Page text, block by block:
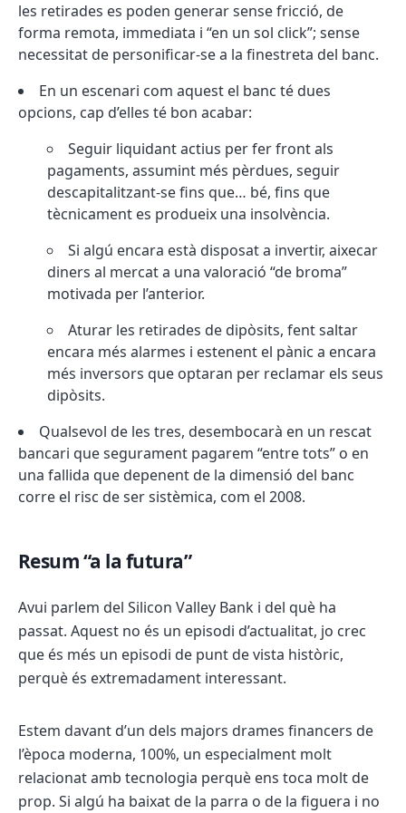
les retirades es poden generar sense fricció, de
forma remota, immediata i “en un sol click”; sense
necessitat de personificar-se a la finestreta del banc.
En un escenari com aquest el banc té dues
opcions, cap d’elles té bon acabar:
Seguir liquidant actius per fer front als
pagaments, assumint més pèrdues, seguir
descapitalitzant-se fins que… bé, fins que
tècnicament es produeix una insolvència.
Si algú encara està disposat a invertir, aixecar
diners al mercat a una valoració “de broma”
motivada per l’anterior.
Aturar les retirades de dipòsits, fent saltar
encara més alarmes i estenent el pànic a encara
més inversors que optaran per reclamar els seus
dipòsits.
Qualsevol de les tres, desembocarà en un rescat
bancari que segurament pagarem “entre tots” o en
una fallida que depenent de la dimensió del banc
corre el risc de ser sistèmica, com el 2008.
Resum “a la futura”
Avui parlem del Silicon Valley Bank i del què ha
passat. Aquest no és un episodi d’actualitat, jo crec
que és més un episodi de punt de vista històric,
perquè és extremadament interessant.
Estem davant d’un dels majors drames financers de
l’època moderna, 100%, un especialment molt
relacionat amb tecnologia perquè ens toca molt de
prop. Si algú ha baixat de la parra o de la figuera i no